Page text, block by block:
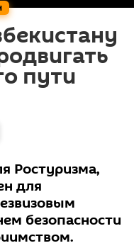
пути
Ростуризма,
для
безопасности